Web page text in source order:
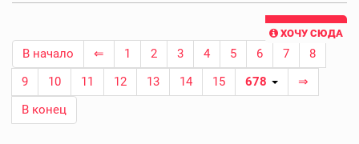
ХОЧУ СЮДА
В начало ⇐ 1 2 3 4 5 6 7
8
9
10 11 12 13 14 15 678
⇒
В конец